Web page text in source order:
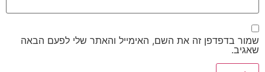
שמור בדפדפן זה את השם, האימייל והאתר שלי לפעם הבאה
שאגיב.